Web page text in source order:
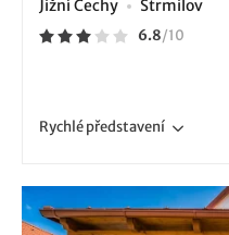
Jižní Čechy Strmilov
6.8/10
Rychlépředstavení